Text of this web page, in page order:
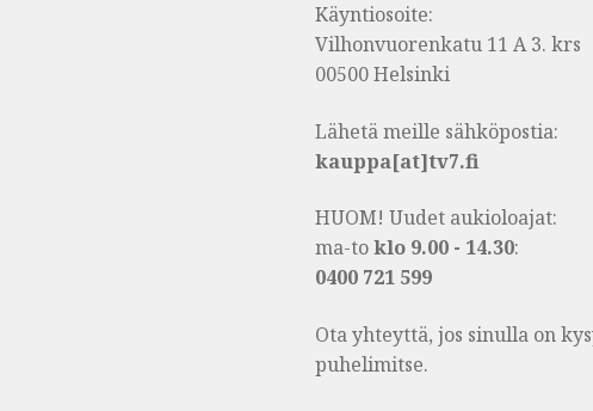
Käyntiosoite:
Vilhonvuorenkatu 11 A 3. krs
00500 Helsinki
Lähetä meille sähköpostia:
kauppa[at]tv7.fi
HUOM! Uudet aukioloajat:
ma-toklo 9.00 - 14.30:
0400 721 599
Ota yhteyttä, jos sinulla on
puhelimitse.